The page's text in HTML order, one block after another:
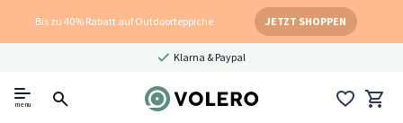
Bis zu 40% Rabatt auf Outdoorteppiche JETZT SHOPPEN
Klarna & Paypal
menu